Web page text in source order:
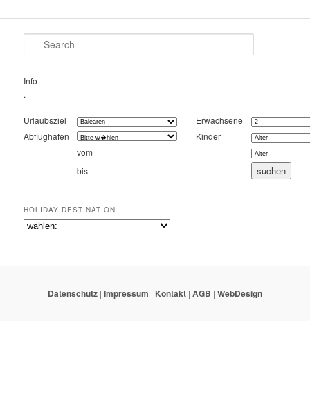
Search
Info
.
Urlaubsziel
Erwachsene
Abflughafen
Kinder
vom
bis
HOLIDAY DESTINATION
Datenschutz | Impressum | Kontakt | AGB | WebDesign